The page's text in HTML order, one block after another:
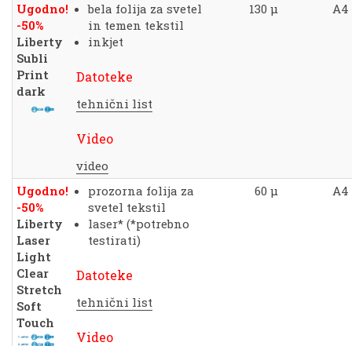
Ugodno!
-50%
Liberty
Subli
Print
dark
bela folija za svetel
in temen tekstil
inkjet
Datoteke
tehnični list
Video
video
130 μ A4
Ugodno!
-50%
Liberty
Laser
Light
Clear
Stretch
Soft
Touch
prozorna folija za
svetel tekstil
laser* (*potrebno
testirati)
Datoteke
tehnični list
Video
60 μ A4